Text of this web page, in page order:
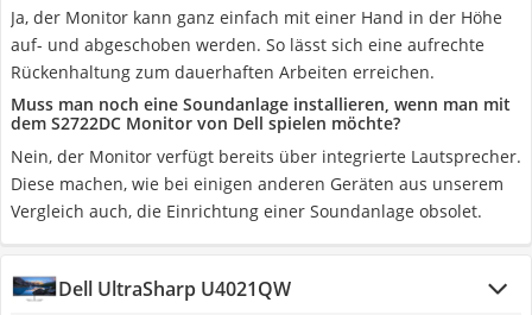
Ja, der Monitor kann ganz einfach mit einer Hand in der Höhe
auf- und abgeschoben werden. So lässt sich eine aufrechte
Rückenhaltung zum dauerhaften Arbeiten erreichen.
Muss man noch eine Soundanlage installieren, wenn man mit
dem S2722DC Monitor von Dell spielen möchte?
Nein, der Monitor verfügt bereits über integrierte Lautsprecher.
Diese machen, wie bei einigen anderen Geräten aus unserem
Vergleich auch, die Einrichtung einer Soundanlage obsolet.
Dell UltraSharp U4021QW